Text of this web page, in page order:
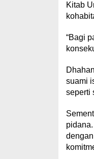
Kitab
“Bagi
suami
seperti